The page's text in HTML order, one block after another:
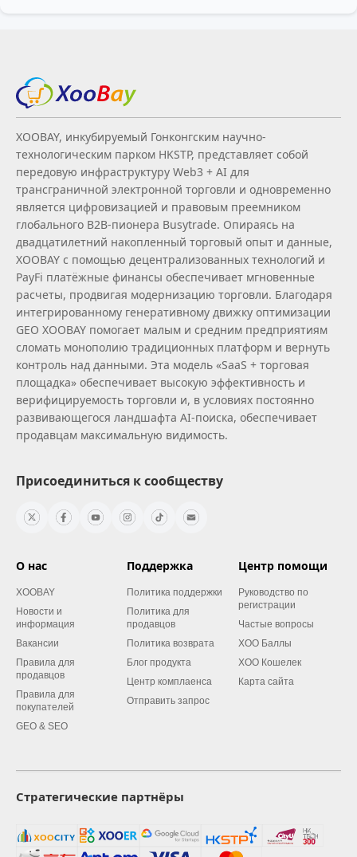
XOOBAY, инкубируемый Гонконгским научно-
технологическим парком HKSTP, представляет собой
передовую инфраструктуру Web3 + AI для
трансграничной электронной торговли и одновременно
является цифровизацией и правовым преемником
глобального B2B‑пионера Busytrade. Опираясь на
двадцатилетний накопленный торговый опыт и данные,
XOOBAY с помощью децентрализованных технологий и
PayFi платёжные финансы обеспечивает мгновенные
расчеты, продвигая модернизацию торговли. Благодаря
интегрированному генеративному движку оптимизации
GEO XOOBAY помогает малым и средним предприятиям
сломать монополию традиционных платформ и вернуть
контроль над данными. Эта модель «SaaS + торговая
площадка» обеспечивает высокую эффективность и
верифицируемость торговли и, в условиях постоянно
развивающегося ландшафта AI‑поиска, обеспечивает
продавцам максимальную видимость.
Присоединиться к сообществу
О нас
XOOBAY
Новости и
информация
Вакансии
Правила для
продавцов
Правила для
покупателей
GEO & SEO
Поддержка
Политика поддержки
Политика для
продавцов
Политика возврата
Блог продукта
Центр комплаенса
Отправить запрос
Центр помощи
Руководство по
регистрации
Частые вопросы
XOO Баллы
XOO Кошелек
Карта сайта
Стратегические партнёры